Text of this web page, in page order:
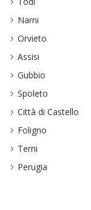
Narni
Orvieto
Assisi
Gubbio
Spoleto
Città di Castello
Foligno
Terni
Perugia